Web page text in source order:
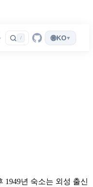
/ 🌐KO▾
1949년 숙소는 외성 출신